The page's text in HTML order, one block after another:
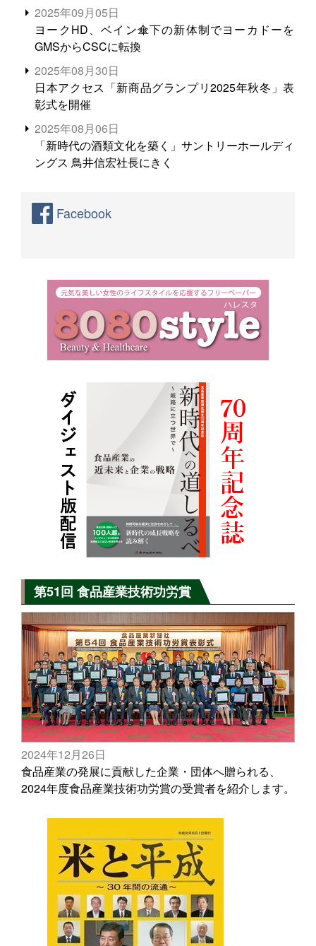
る。米増産に向けて、米輸出需要の拡大を」
2025年09月05日
ヨークHD、ベイン傘下の新体制でヨーカドーを
GMSからCSCに転換
2025年08月30日
日本アクセス「新商品グランプリ2025年秋冬」表
彰式を開催
2025年08月06日
「新時代の酒類文化を築く」サントリーホールディ
ングス 鳥井信宏社長にきく
Facebook
第51回 食品産業技術功労賞
2024年12月26日
食品産業の発展に貢献した企業・団体へ贈られる、
2024年度食品産業技術功労賞の受賞者を紹介します。